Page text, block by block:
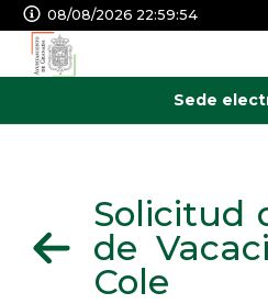
08/08/2026 22:59:55
Sede
Solicitud
de
Cole